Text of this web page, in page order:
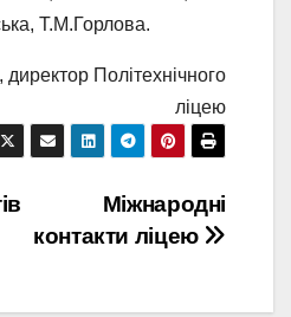
Т.М.Горлова.
Політехнічного
ліцею
Міжнародні
контакти ліцею